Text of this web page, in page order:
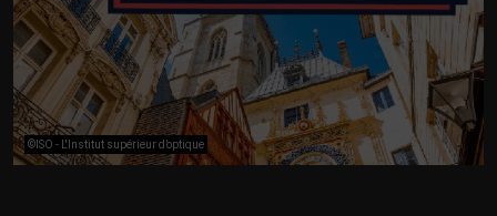
©ISO - L'Institut supérieur d’optique